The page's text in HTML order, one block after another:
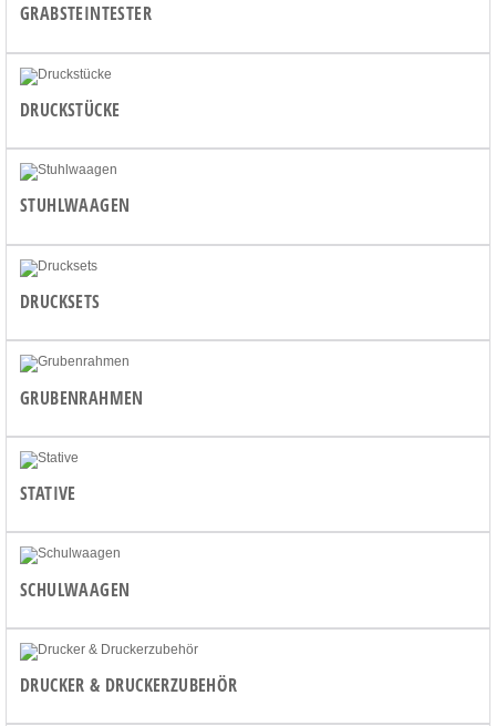
GRABSTEINTESTER
DRUCKSTÜCKE
STUHLWAAGEN
DRUCKSETS
GRUBENRAHMEN
STATIVE
SCHULWAAGEN
DRUCKER & DRUCKERZUBEHÖR